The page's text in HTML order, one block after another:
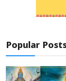
Popular